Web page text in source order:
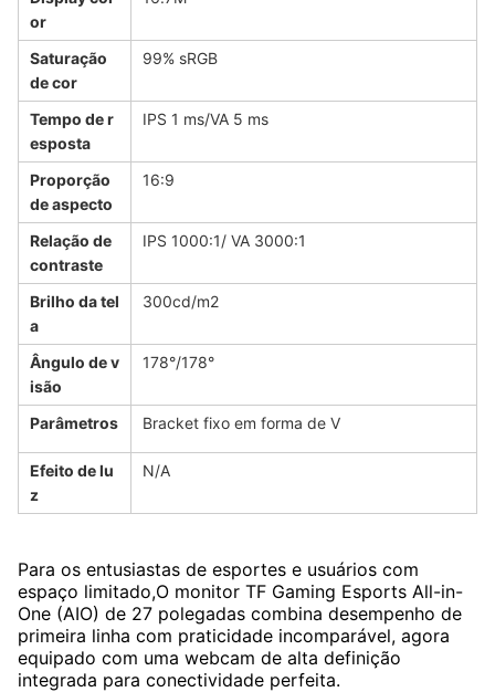
or
Saturação
de cor
99% sRGB
Tempo de r
esposta
IPS 1 ms/VA 5 ms
Proporção
de aspecto
16:9
Relação de
contraste
IPS 1000:1/ VA 3000:1
Brilho da tel
a
300cd/m2
Ângulo de v
isão
178°/178°
Parâmetros Bracket fixo em forma de V
Efeito de lu
z
N/A
Para os entusiastas de esportes e usuários com
espaço limitado,O monitor TF Gaming Esports All-in-
One (AIO) de 27 polegadas combina desempenho de
primeira linha com praticidade incomparável, agora
equipado com uma webcam de alta definição
integrada para conectividade perfeita.